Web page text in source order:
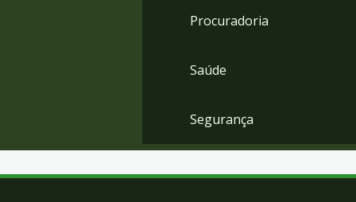
Procuradoria
Saúde
Segurança